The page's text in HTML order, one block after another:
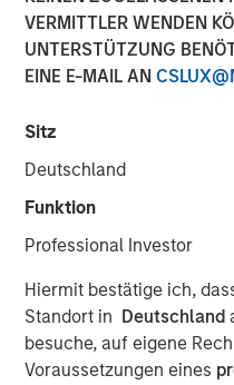
VERMITTLER WENDEN
UNTERSTÜTZUNG
EINE E-MAIL AN
Sitz
Deutschland
Funktion
Professional Investor
Hiermit bestätige ich,
Standort in Deutschland
besuche, auf eigene
Voraussetzungen eines
Dallas, Texas – May 7,
Unifeye Vision Partners
management services to
announced today its
Associates, a Plano,
capital investment from
(“MSPC”) to support the
PGIM Private Capital also
transaction.